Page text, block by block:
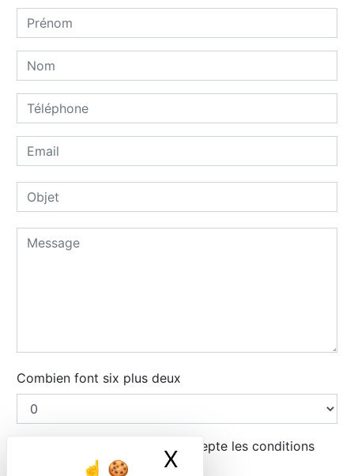
X Masquer le
Combien font six plus deux
En cochant cette case, j'accepte les conditions
particulières ci-dessous **